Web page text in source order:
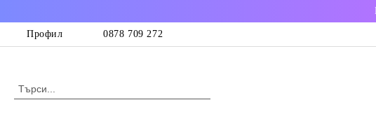
Профил 0878 709 272